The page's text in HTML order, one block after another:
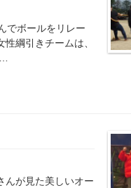
でボールをリレー
綱引きチームは、
んが見た美しいオー